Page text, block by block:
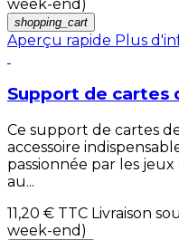
week-end)
shopping_cart
Aperçu rapide Plus
Support de cartes
Ce support de cartes
accessoire
passionnée par les
au...
11,20 € TTC Livraison
week-end)